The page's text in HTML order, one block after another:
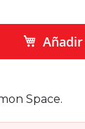
Añadir
Space.